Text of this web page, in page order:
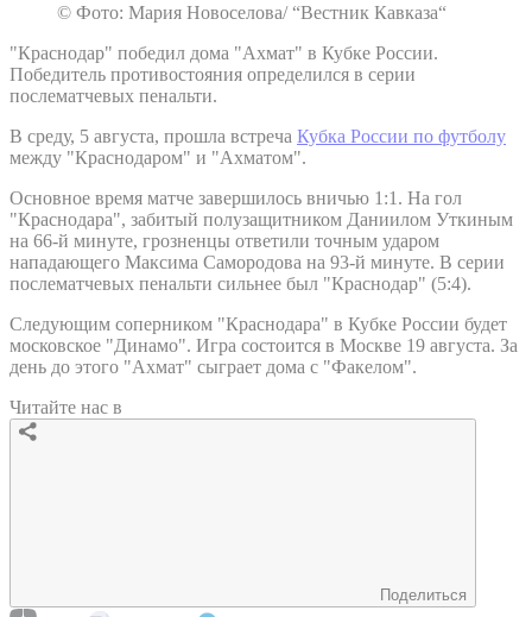
© Фото: Мария Новоселова/ “Вестник Кавказа“
"Краснодар" победил дома "Ахмат" в Кубке России.
Победитель противостояния определился в серии
послематчевых пенальти.
В среду, 5 августа, прошла встреча Кубка России по футболу
между "Краснодаром" и "Ахматом".
Основное время матче завершилось вничью 1:1. На гол
"Краснодара", забитый полузащитником Даниилом Уткиным
на 66-й минуте, грозненцы ответили точным ударом
нападающего Максима Самородова на 93-й минуте. В серии
послематчевых пенальти сильнее был "Краснодар" (5:4).
Следующим соперником "Краснодара" в Кубке России будет
московское "Динамо". Игра состоится в Москве 19 августа. За
день до этого "Ахмат" сыграет дома с "Факелом".
Читайте нас в
Поделиться